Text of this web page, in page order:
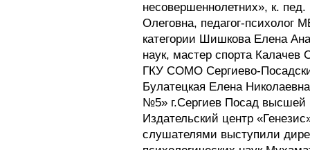
несовершеннолетних», к.
Олеговна, педагог-
категории Шишкова Елена
наук, мастер спорта Калачев
ГКУ СОМО Сергиево-
Булатецкая Елена
№5» г.Сергиев Посад высшей
Издательский центр
слушателями выступили